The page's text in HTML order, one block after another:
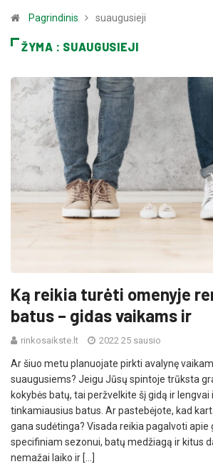
Pagrindinis suaugusieji
ŽYMA : SUAUGUSIEJI
Ką reikia turėti omenyje
batus – gidas vaikams ir
rinkosaikste.lt 2022 25 sausio
Ar šiuo metu planuojate pirkti avalynę
suaugusiems? Jeigu Jūsų spintoje trūksta
kokybės batų, tai peržvelkite šį gidą ir lengvai
tinkamiausius batus. Ar pastebėjote, kad
gana sudėtinga? Visada reikia pagalvoti apie
specifiniam sezonui, batų medžiagą ir kitus
nemažai laiko ir […]